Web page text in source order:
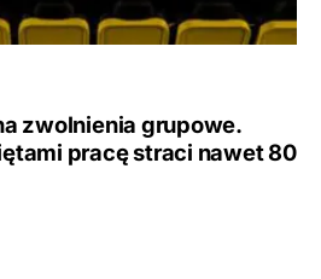
zwolnienia grupowe.
pracę straci nawet 80